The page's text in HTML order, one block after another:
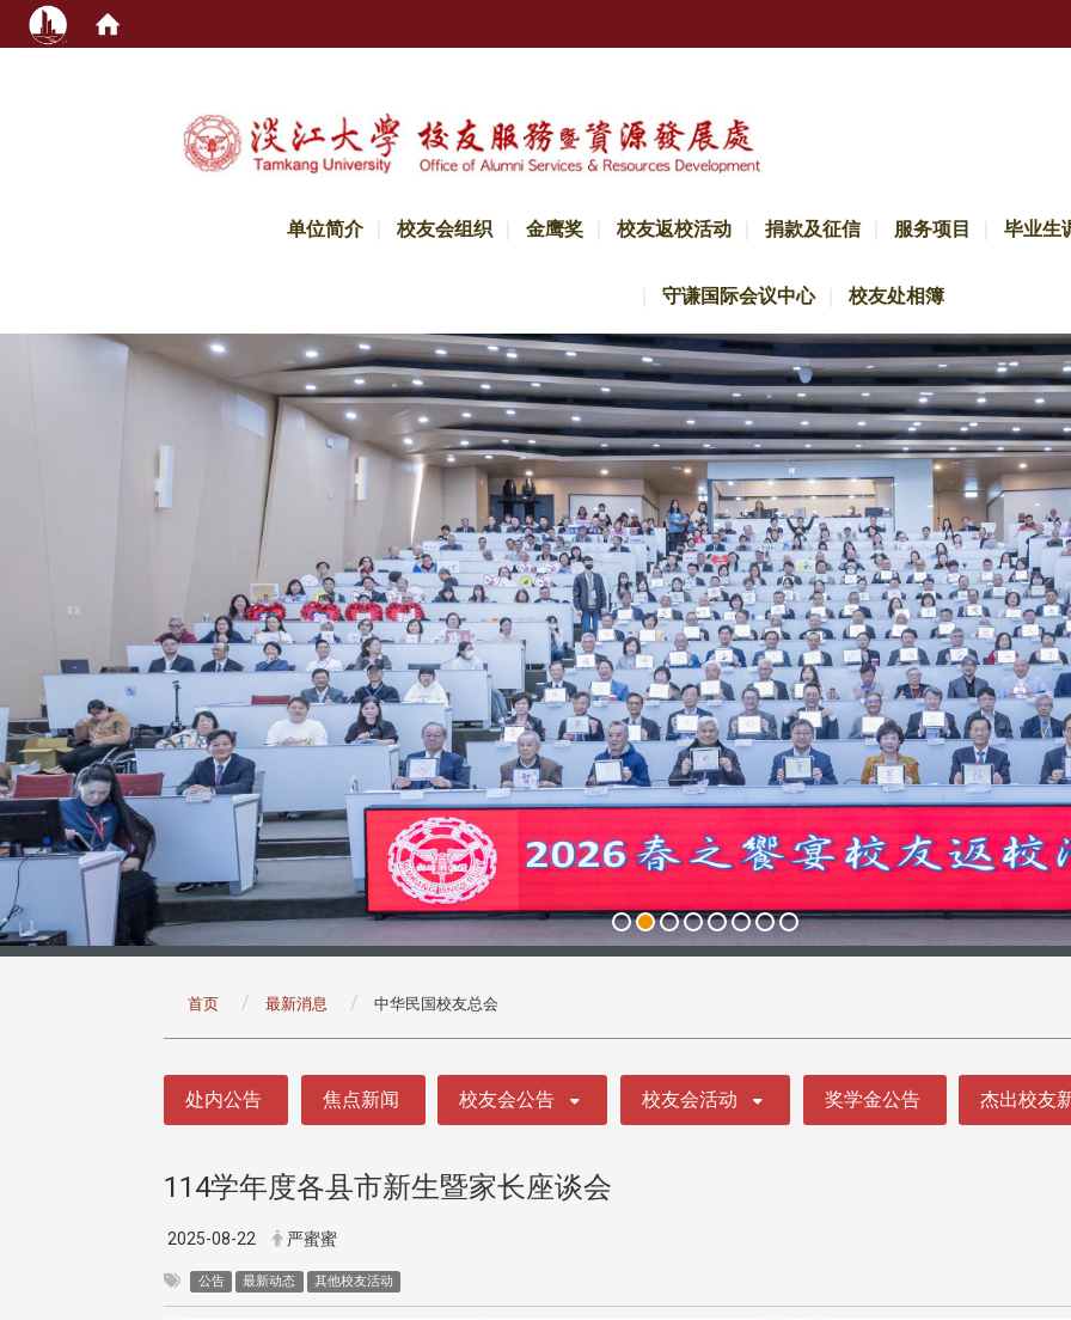
单位简介 校友会组织 金鹰奖 校友返校活动 捐款及征信 服务项目 毕业生
守谦国际会议中心 校友处相簿
首页 最新消息 中华民国校友总会
处内公告 焦点新闻 校友会公告 校友会活动 奖学金公告 杰出校友
114学年度各县市新生暨家长座谈会
2025-08-22 严蜜蜜
公告 最新动态 其他校友活动